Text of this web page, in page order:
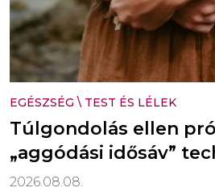
EGÉSZSÉG \ TEST ÉS LÉLEK
Túlgondolás ellen
„aggódási idősáv”
2026.08.08.